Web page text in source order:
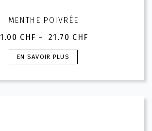
MENTHE POIVRÉE
1.00 CHF – 21.70 CHF
Plage
de
prix :
à
EN SAVOIR PLUS
Ce
produit